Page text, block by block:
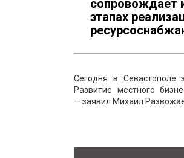
сопровождает
этапах
Сегодня в Севастополе
Развитие местного
— заявил Михаил